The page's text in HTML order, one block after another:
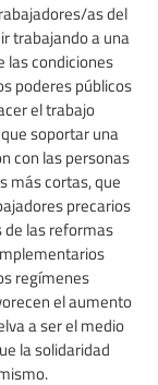
as del
trabajando a una
las condiciones
poderes públicos
el trabajo
soportar una
con las personas
más cortas, que
precarios
de las reformas
regímenes
el aumento
a ser el medio
la solidaridad